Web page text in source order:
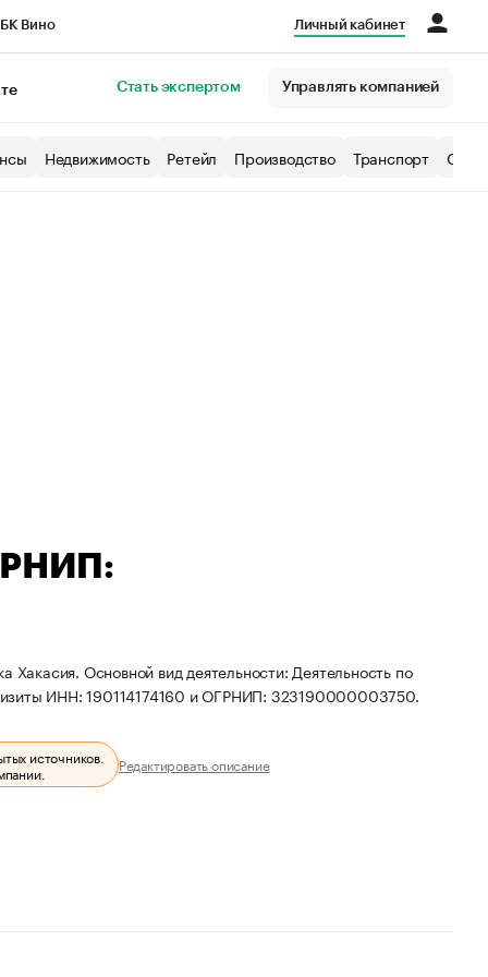
Вино Личный кабинет
Стать экспертом Управлять компанией
Недвижимость Ретейл Производство Транспорт
Основной вид деятельности: Деятельность по
ИНН: 190114174160 и ОГРНИП: 323190000003750.
источников.
Редактировать описание